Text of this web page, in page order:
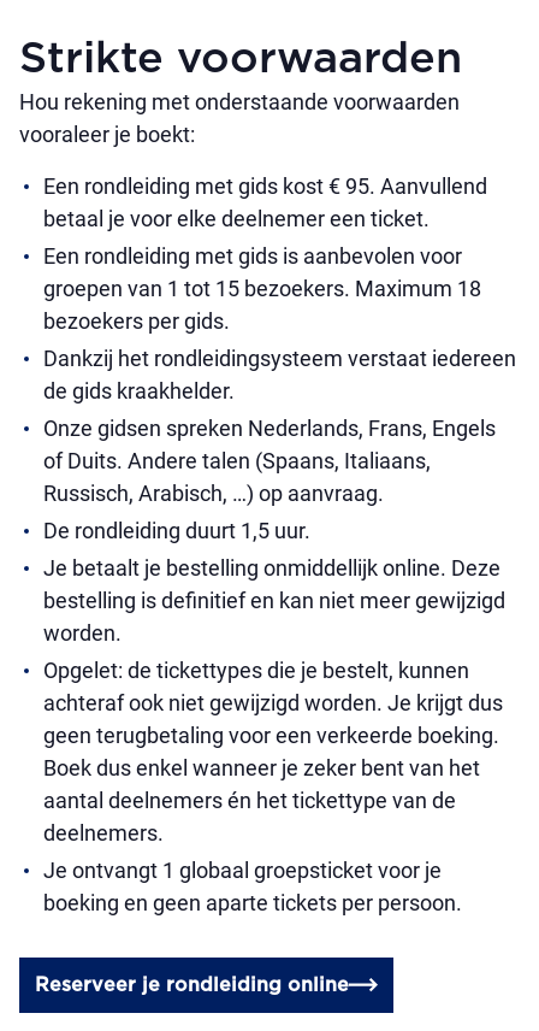
Strikte voorwaarden
Hou rekening met onderstaande voorwaarden
vooraleer je boekt:
Een rondleiding met gids kost € 95. Aanvullend
betaal je voor elke deelnemer een ticket.
Een rondleiding met gids is aanbevolen voor
groepen van 1 tot 15 bezoekers. Maximum 18
bezoekers per gids.
Dankzij het rondleidingsysteem verstaat iedereen
de gids kraakhelder.
Onze gidsen spreken Nederlands, Frans, Engels
of Duits. Andere talen (Spaans, Italiaans,
Russisch, Arabisch, …) op aanvraag.
De rondleiding duurt 1,5 uur.
Je betaalt je bestelling onmiddellijk online. Deze
bestelling is definitief en kan niet meer gewijzigd
worden.
Opgelet: de tickettypes die je bestelt, kunnen
achteraf ook niet gewijzigd worden. Je krijgt dus
geen terugbetaling voor een verkeerde boeking.
Boek dus enkel wanneer je zeker bent van het
aantal deelnemers én het tickettype van de
deelnemers.
Je ontvangt 1 globaal groepsticket voor je
boeking en geen aparte tickets per persoon.
Reserveer je rondleiding online